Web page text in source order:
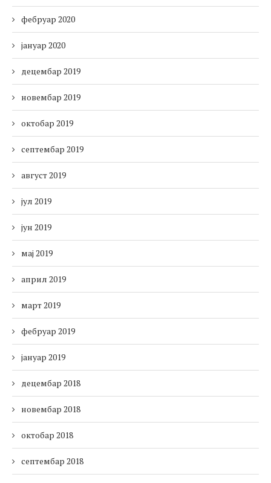
фебруар 2020
јануар 2020
децембар 2019
новембар 2019
октобар 2019
септембар 2019
август 2019
јул 2019
јун 2019
мај 2019
април 2019
март 2019
фебруар 2019
јануар 2019
децембар 2018
новембар 2018
октобар 2018
септембар 2018